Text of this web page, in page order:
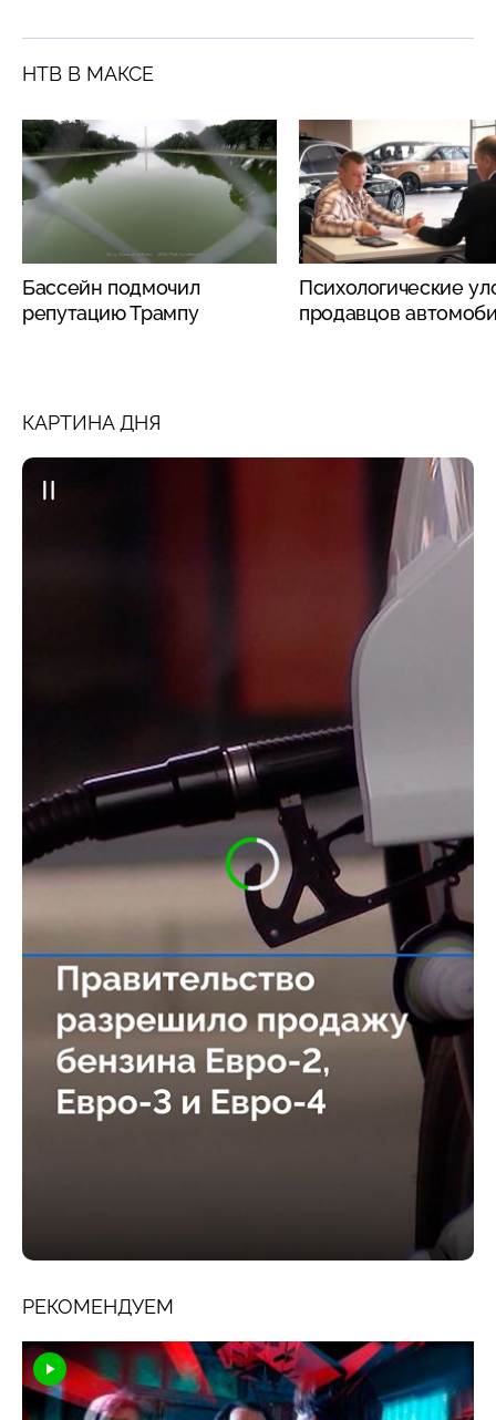
НТВ В МАКСЕ
Бассейн подмочил
репутацию Трампу
Психологические
продавцов
КАРТИНА ДНЯ
РЕКОМЕНДУЕМ